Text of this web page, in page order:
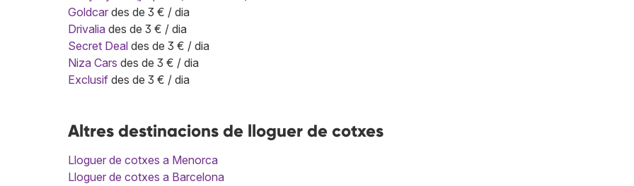
Goldcar des de 3 € / dia
Drivalia des de 3 € / dia
Secret Deal des de 3 € / dia
Niza Cars des de 3 € / dia
Exclusif des de 3 € / dia
Altres destinacions de lloguer de cotxes
Lloguer de cotxes a Menorca
Lloguer de cotxes a Barcelona